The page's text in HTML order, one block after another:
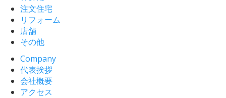
注文住宅
リフォーム
店舗
その他
Company
代表挨拶
会社概要
アクセス